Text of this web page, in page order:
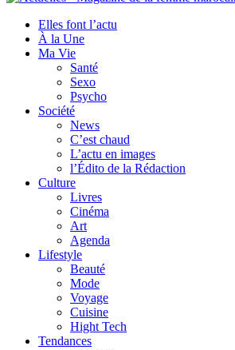
Elles font l’actu
À la Une
Ma Vie
Santé
Sexo
Psycho
Société
News
C’est chaud
L’actu en images
l’Édito de la Rédaction
Culture
Livres
Cinéma
Art
Agenda
Lifestyle
Beauté
Mode
Voyage
Cuisine
Hight Tech
Tendances